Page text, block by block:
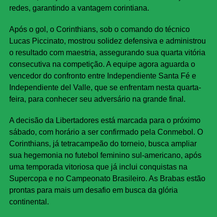
redes, garantindo a vantagem corintiana.
Após o gol, o Corinthians, sob o comando do técnico
Lucas Piccinato, mostrou solidez defensiva e administrou
o resultado com maestria, assegurando sua quarta vitória
consecutiva na competição. A equipe agora aguarda o
vencedor do confronto entre Independiente Santa Fé e
Independiente del Valle, que se enfrentam nesta quarta-
feira, para conhecer seu adversário na grande final.
A decisão da Libertadores está marcada para o próximo
sábado, com horário a ser confirmado pela Conmebol. O
Corinthians, já tetracampeão do torneio, busca ampliar
sua hegemonia no futebol feminino sul-americano, após
uma temporada vitoriosa que já inclui conquistas na
Supercopa e no Campeonato Brasileiro. As Brabas estão
prontas para mais um desafio em busca da glória
continental.